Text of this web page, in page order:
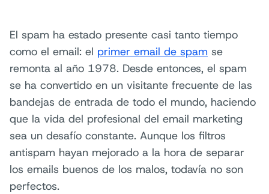
El spam ha estado presente casi tanto tiempo
como el email: el primer email de spam se
remonta al año 1978. Desde entonces, el spam
se ha convertido en un visitante frecuente de las
bandejas de entrada de todo el mundo, haciendo
que la vida del profesional del email marketing
sea un desafío constante. Aunque los filtros
antispam hayan mejorado a la hora de separar
los emails buenos de los malos, todavía no son
perfectos.